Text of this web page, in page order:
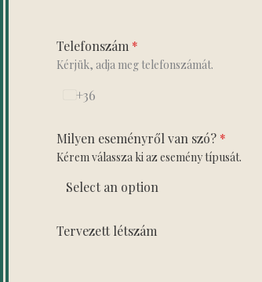
Telefonszám *
Kérjük, adja meg telefonszámát.
n
g
a
y
6
+36
Milyen eseményről van szó? *
Kérem válassza ki az esemény típusát.
Tervezett létszám